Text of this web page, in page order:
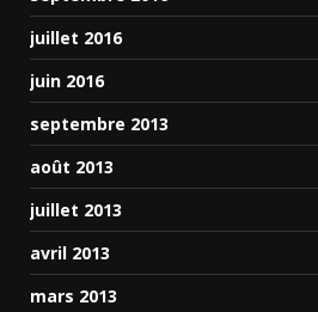
juillet 2016
juin 2016
septembre 2013
août 2013
juillet 2013
avril 2013
mars 2013